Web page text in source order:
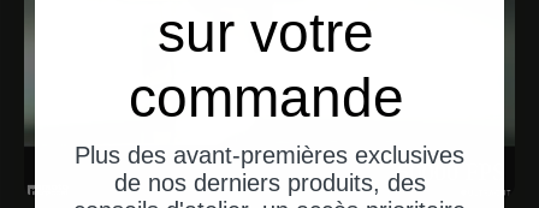
sur votre
commande
Plus des avant-premières exclusives
de nos derniers produits, des